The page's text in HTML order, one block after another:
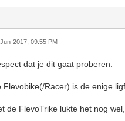
2017, 09:55 PM
dat je dit gaat proberen.
Flevobike(/Racer) is de enige
de FlevoTrike lukte het nog